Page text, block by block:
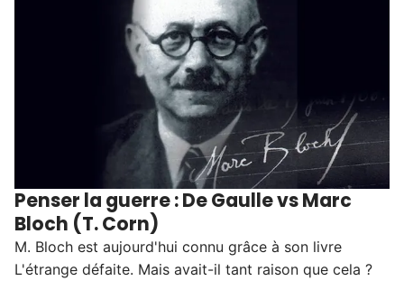
Penser la guerre : De Gaulle vs Marc
Bloch (T. Corn)
M. Bloch est aujourd'hui connu grâce à son livre
L'étrange défaite. Mais avait-il tant raison que cela ?